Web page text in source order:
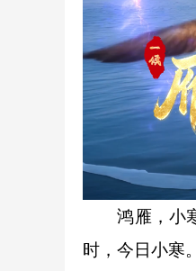
鸿雁，小寒
时，今日小寒。